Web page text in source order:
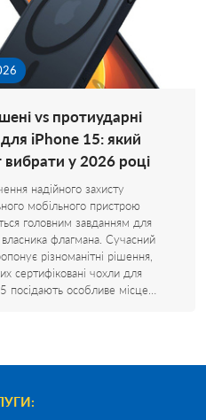
vs протиударні
iPhone 15: який
вибрати у 2026 році
надійного захисту
мобільного пристрою
головним завданням для
флагмана. Сучасний
різноманітні рішення,
сертифіковані чохли для
посідають особливе місце…